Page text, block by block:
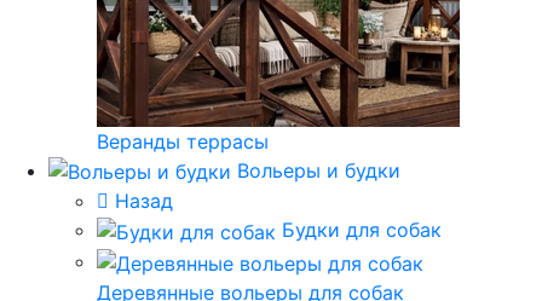
Веранды террасы
Вольеры и будки
Назад
Будки для собак
Деревянные вольеры для собак